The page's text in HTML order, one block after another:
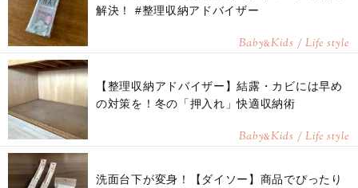
解決！ #整理収納アドバイザー
Baby&Kids / Life style
【整理収納アドバイザー】結露・カビには早め
の対策を！冬の「押入れ」快適収納術
Baby&Kids / Life style
洗面台下が変身！【ダイソー】商品でぴったり